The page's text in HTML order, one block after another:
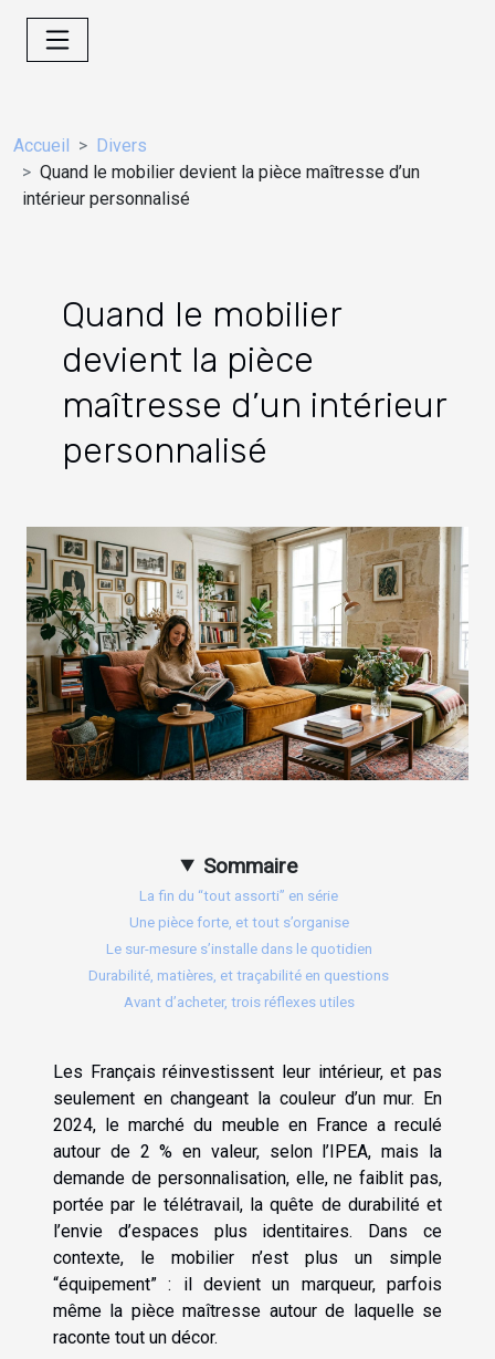
Accueil
Divers
Quand le mobilier devient la pièce maîtresse d’un
intérieur personnalisé
Quand le mobilier
devient la pièce
maîtresse d’un intérieur
personnalisé
Sommaire
La fin du “tout assorti” en série
Une pièce forte, et tout s’organise
Le sur-mesure s’installe dans le quotidien
Durabilité, matières, et traçabilité en questions
Avant d’acheter, trois réflexes utiles
Les Français réinvestissent leur intérieur, et pas
seulement en changeant la couleur d’un mur. En
2024, le marché du meuble en France a reculé
autour de 2 % en valeur, selon l’IPEA, mais la
demande de personnalisation, elle, ne faiblit pas,
portée par le télétravail, la quête de durabilité et
l’envie d’espaces plus identitaires. Dans ce
contexte, le mobilier n’est plus un simple
“équipement” : il devient un marqueur, parfois
même la pièce maîtresse autour de laquelle se
raconte tout un décor.